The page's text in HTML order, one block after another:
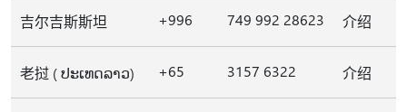
吉尔吉斯斯坦 +996 749 992 28623 介绍
老挝 ( ປະເທດລາວ) +65 3157 6322 介绍